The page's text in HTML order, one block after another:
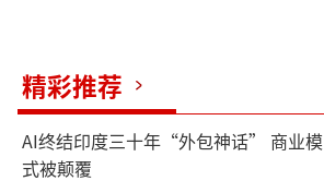
精彩推荐
AI终结印度三十年“外包神话” 商业模
式被颠覆